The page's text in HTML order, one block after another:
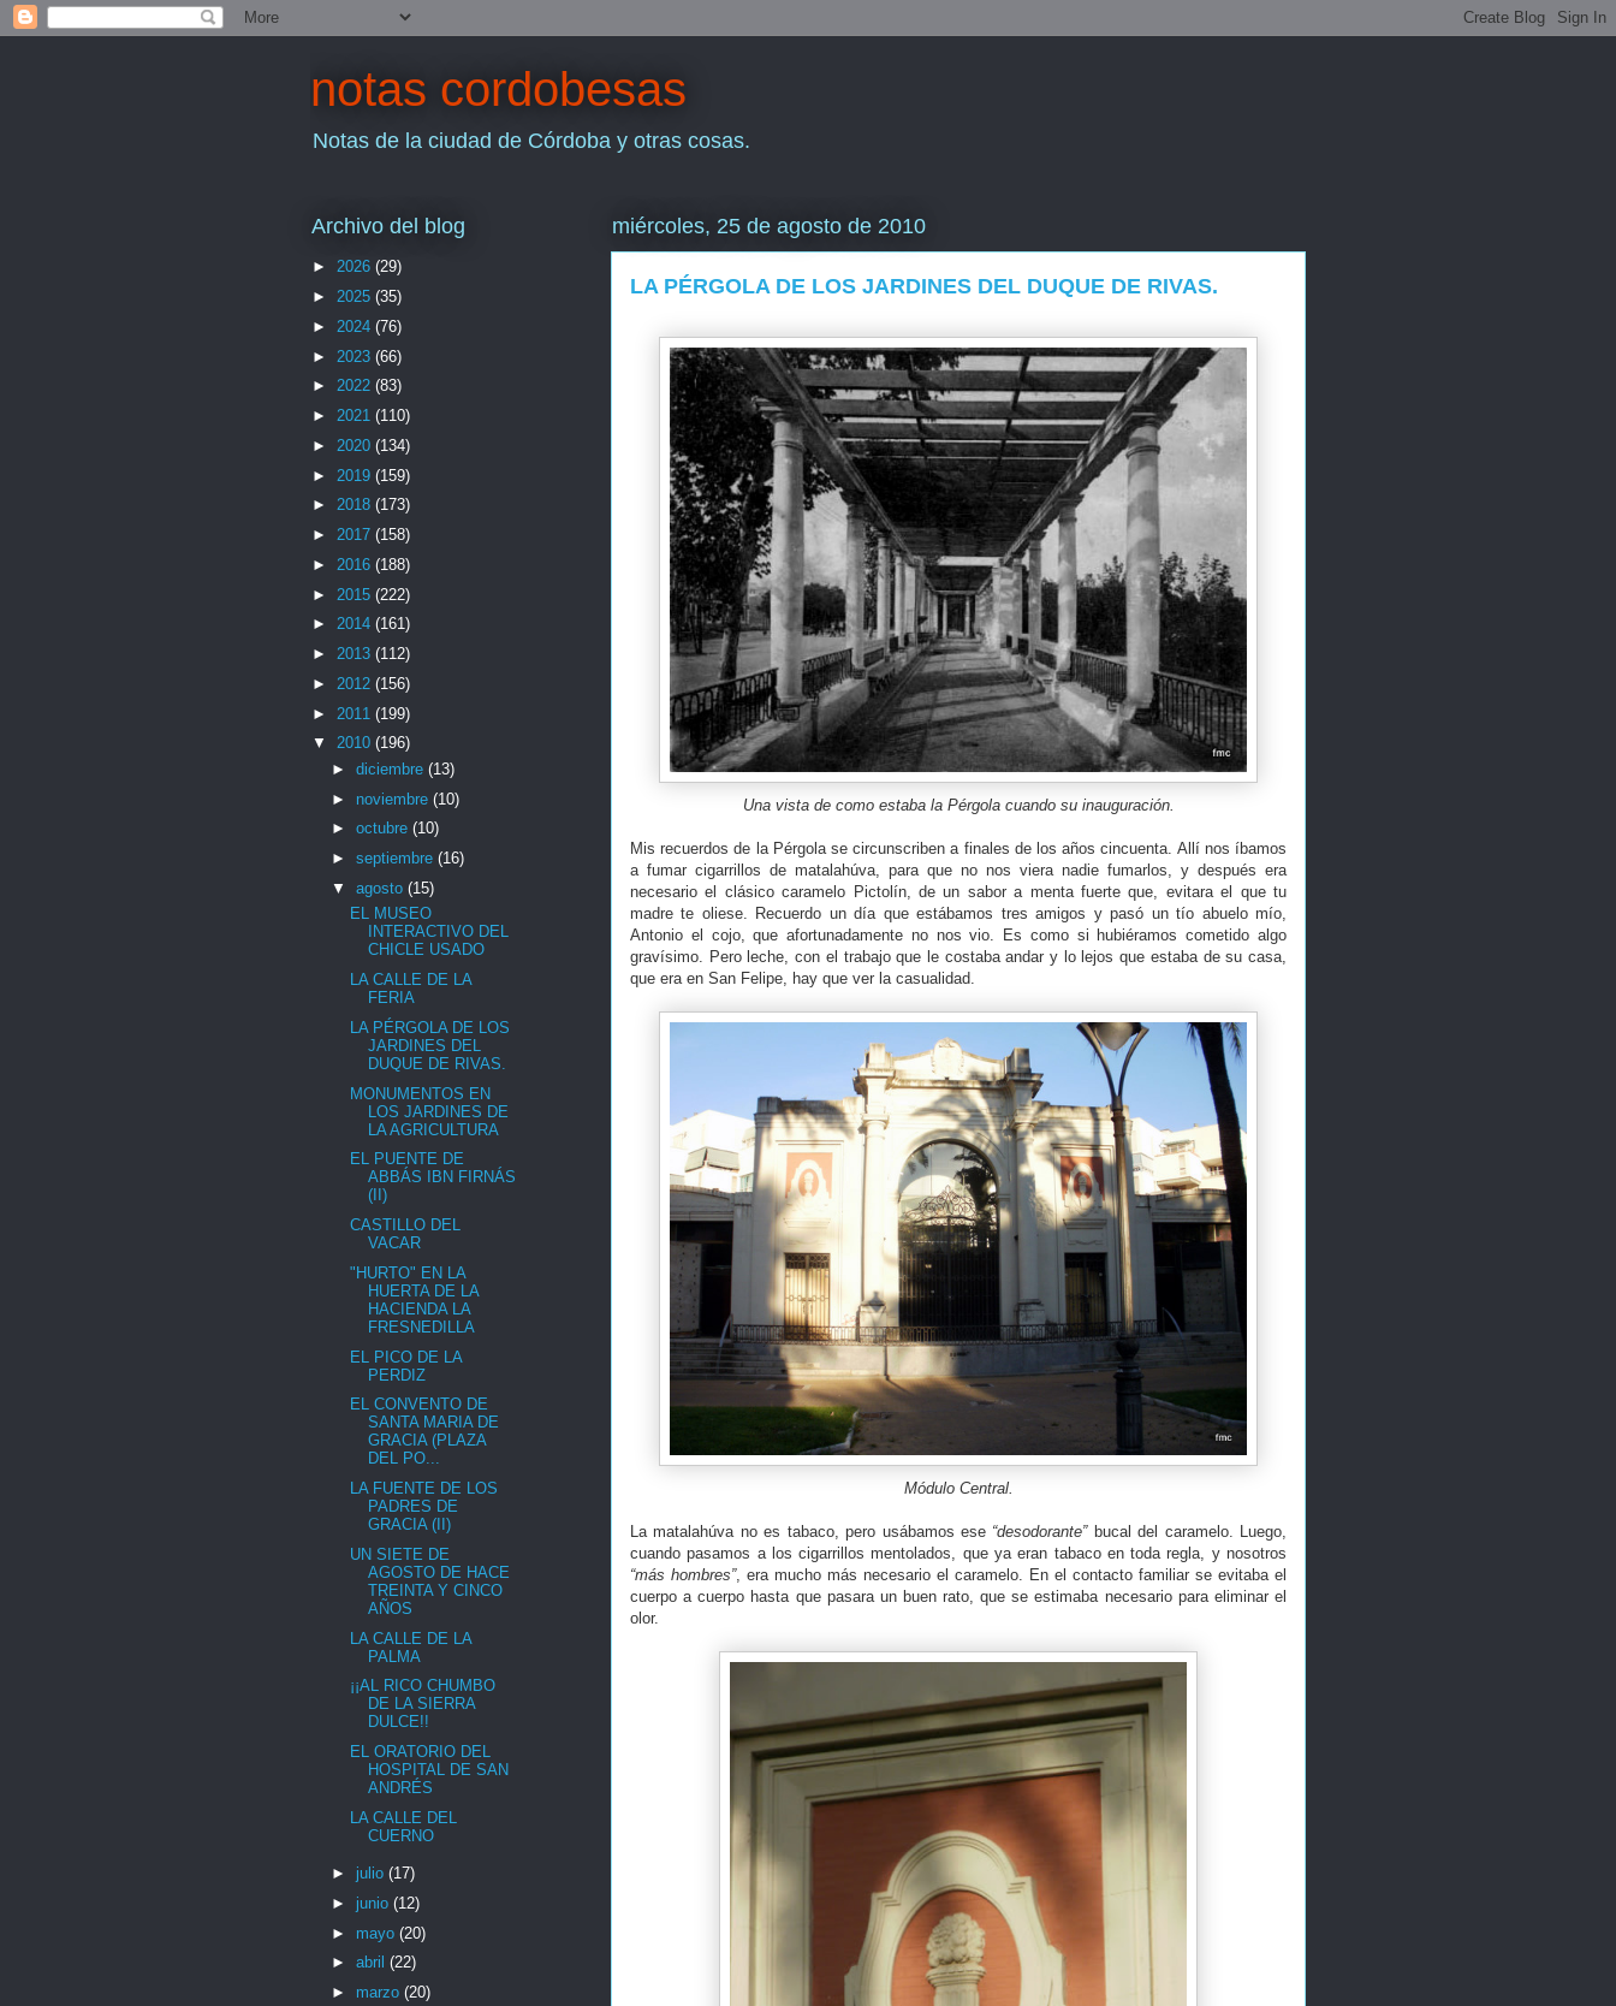
notas cordobesas
Notas de la ciudad de Córdoba y otras cosas.
miércoles, 25 de agosto de 2010
LA PÉRGOLA DE LOS JARDINES DEL DUQUE DE RIVAS.
Una vista de como estaba la Pérgola cuando su inauguración.
Mis recuerdos de la Pérgola se circunscriben a finales de los años cincuenta. Allí nos íbamos
a fumar cigarrillos de matalahúva, para que no nos viera nadie fumarlos, y después era
necesario el clásico caramelo Pictolín, de un sabor a menta fuerte que, evitara el que tu
madre te oliese. Recuerdo un día que estábamos tres amigos y pasó un tío abuelo mío,
Antonio el cojo, que afortunadamente no nos vio. Es como si hubiéramos cometido algo
gravísimo. Pero leche, con el trabajo que le costaba andar y lo lejos que estaba de su casa,
que era en San Felipe, hay que ver la casualidad.
Módulo Central.
La matalahúva no es tabaco, pero usábamos ese “desodorante”bucal del caramelo. Luego,
cuando pasamos a los cigarrillos mentolados, que ya eran tabaco en toda regla, y nosotros
“más hombres”, era mucho más necesario el caramelo. En el contacto familiar se evitaba el
cuerpo a cuerpo hasta que pasara un buen rato, que se estimaba necesario para eliminar el
olor.
Archivo del blog
► 2026 (29)
► 2025 (35)
► 2024 (76)
► 2023 (66)
► 2022 (83)
► 2021 (110)
► 2020 (134)
► 2019 (159)
► 2018 (173)
► 2017 (158)
► 2016 (188)
► 2015 (222)
► 2014 (161)
► 2013 (112)
► 2012 (156)
► 2011 (199)
▼ 2010 (196)
► diciembre (13)
► noviembre (10)
► octubre (10)
► septiembre (16)
▼ agosto (15)
EL MUSEO
INTERACTIVO DEL
CHICLE USADO
LA CALLE DE LA
FERIA
LA PÉRGOLA DE LOS
JARDINES DEL
DUQUE DE RIVAS.
MONUMENTOS EN
LOS JARDINES DE
LA AGRICULTURA
EL PUENTE DE
ABBÁS IBN FIRNÁS
(II)
CASTILLO DEL
VACAR
"HURTO" EN LA
HUERTA DE LA
HACIENDA LA
FRESNEDILLA
EL PICO DE LA
PERDIZ
EL CONVENTO DE
SANTA MARIA DE
GRACIA (PLAZA
DEL PO...
LA FUENTE DE LOS
PADRES DE
GRACIA (II)
UN SIETE DE
AGOSTO DE HACE
TREINTA Y CINCO
AÑOS
LA CALLE DE LA
PALMA
¡¡AL RICO CHUMBO
DE LA SIERRA
DULCE!!
EL ORATORIO DEL
HOSPITAL DE SAN
ANDRÉS
LA CALLE DEL
CUERNO
► julio (17)
► junio (12)
► mayo (20)
► abril (22)
► marzo (20)